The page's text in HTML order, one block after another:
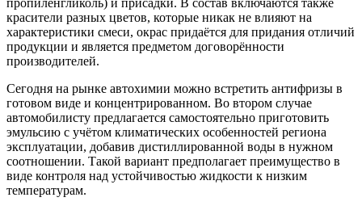
пропиленгликоль) и присадки. В состав включаются также
красители разных цветов, которые никак не влияют на
характеристики смеси, окрас придаётся для придания отличий
продукции и является предметом договорённости
производителей.
Сегодня на рынке автохимии можно встретить антифризы в
готовом виде и концентрированном. Во втором случае
автомобилисту предлагается самостоятельно приготовить
эмульсию с учётом климатических особенностей региона
эксплуатации, добавив дистиллированной воды в нужном
соотношении. Такой вариант предполагает преимущество в
виде контроля над устойчивостью жидкости к низким
температурам.